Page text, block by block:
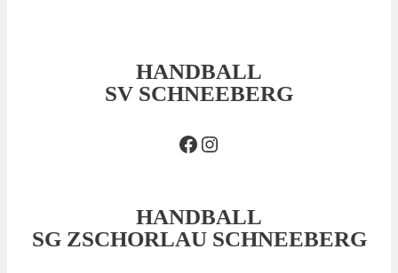
HANDBALL
SV SCHNEEBERG
Facebook SVSInsta SVS
HANDBALL
SG ZSCHORLAU SCHNEEBERG